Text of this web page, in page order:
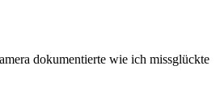
dokumentierte wie ich missglückte